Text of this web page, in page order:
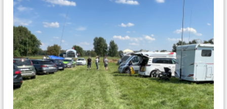
d
u
m
A
m
a
t
e
u
r
f
u